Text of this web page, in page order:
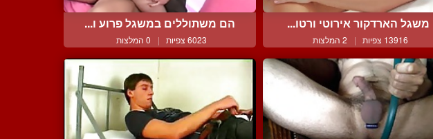
משגל הארדקור אירוטי ורטו...
13916 צפיות | 2 המלצות
הם משתוללים במשגל פרוע ו...
6023 צפיות | 0 המלצות